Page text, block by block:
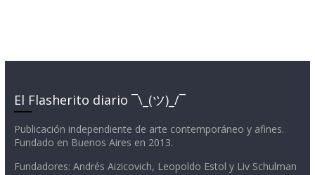
El Flasherito diario ¯\_(ツ)_/¯
Publicación independiente de arte contemporáneo y afines.
Fundado en Buenos Aires en 2013.
Fundadores: Andrés Aizicovich, Leopoldo Estol y Liv Schulman